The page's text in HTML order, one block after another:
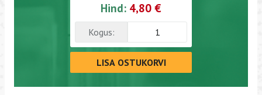
Hind: 4,80 €
Kogus:
LISA OSTUKORVI